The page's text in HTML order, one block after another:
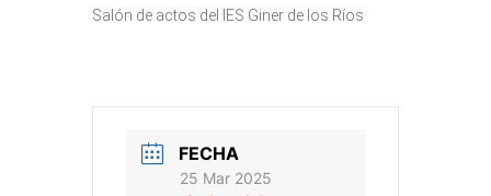
Salón de actos del IES Giner de los Ríos
FECHA
25 Mar 2025